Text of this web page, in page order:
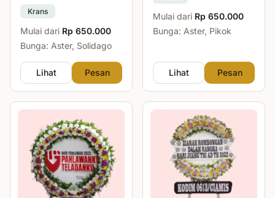
Krans
Mulai dari Rp 650.000
Bunga: Aster, Solidago
Lihat Pesan
Mulai dari Rp 650.000
Bunga: Aster, Pikok
Lihat Pesan